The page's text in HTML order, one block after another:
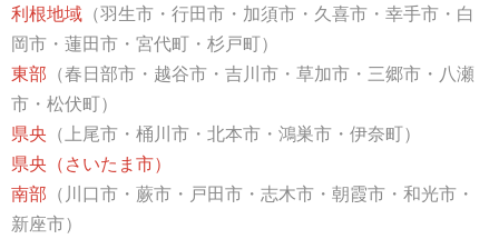
利根地域 （羽生市・行田市・加須市・久喜市・幸手市・白
岡市・蓮田市・宮代町・杉戸町）
東部 （春日部市・越谷市・吉川市・草加市・三郷市・八瀬
市・松伏町）
県央 （上尾市・桶川市・北本市・鴻巣市・伊奈町）
県央（さいたま市）
南部 （川口市・蕨市・戸田市・志木市・朝霞市・和光市・
新座市）